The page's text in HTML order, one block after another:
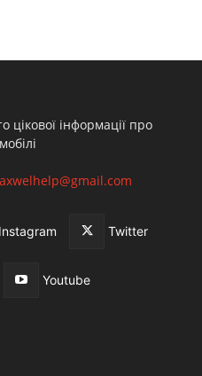
цікової інформації про
Instagram Twitter
Youtube